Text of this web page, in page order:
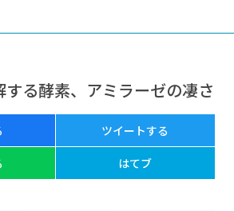
する酵素、アミラーゼの凄さ
ツイートする
はてブ